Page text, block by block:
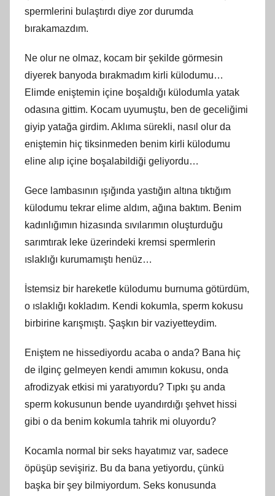
spermlerini bulaştırdı diye zor durumda
bırakamazdım.
Ne olur ne olmaz, kocam bir şekilde görmesin
diyerek banyoda bırakmadım kirli külodumu…
Elimde eniştemin içine boşaldığı külodumla yatak
odasına gittim. Kocam uyumuştu, ben de geceliğimi
giyip yatağa girdim. Aklıma sürekli, nasıl olur da
eniştemin hiç tiksinmeden benim kirli külodumu
eline alıp içine boşalabildiği geliyordu…
Gece lambasının ışığında yastığın altına tıktığım
külodumu tekrar elime aldım, ağına baktım. Benim
kadınlığımın hizasında sıvılarımın oluşturduğu
sarımtırak leke üzerindeki kremsi spermlerin
ıslaklığı kurumamıştı henüz…
İstemsiz bir hareketle külodumu burnuma götürdüm,
o ıslaklığı kokladım. Kendi kokumla, sperm kokusu
birbirine karışmıştı. Şaşkın bir vaziyetteydim.
Eniştem ne hissediyordu acaba o anda? Bana hiç
de ilginç gelmeyen kendi amımın kokusu, onda
afrodizyak etkisi mi yaratıyordu? Tıpkı şu anda
sperm kokusunun bende uyandırdığı şehvet hissi
gibi o da benim kokumla tahrik mi oluyordu?
Kocamla normal bir seks hayatımız var, sadece
öpüşüp sevişiriz. Bu da bana yetiyordu, çünkü
başka bir şey bilmiyordum. Seks konusunda